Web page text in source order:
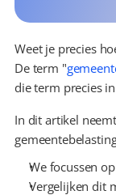
Weet je precies
De term "
die term precies
In dit artikel neemt
We focussen
Vergelijken dit